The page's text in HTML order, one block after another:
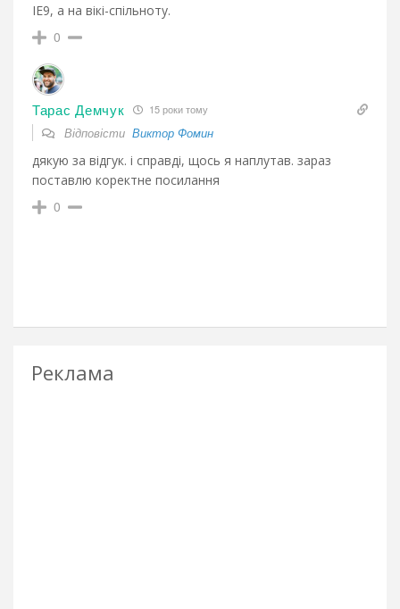
ІЕ9, а на вікі-спільноту.
0
Тарас Демчук 15 роки тому
Відповісти Виктор Фомин
дякую за відгук. і справді, щось я наплутав. зараз
поставлю коректне посилання
0
Реклама